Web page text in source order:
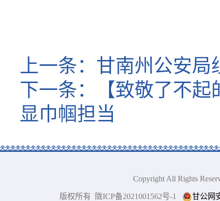
上一条： 甘南州公安局
下一条：
【致敬了不
显巾帼担当
Copyright All Rights
版权所有 陇ICP备2021001562号-1 甘公网